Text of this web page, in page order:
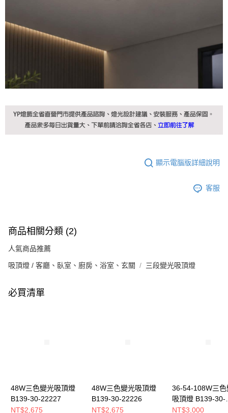
顯示電腦版詳細說明
客服
商品相關分類 (2)
人氣商品推薦
吸頂燈 / 客廳、臥室、廚房、浴室、玄關 三段變光吸頂燈
必買清單
48W三色變光吸頂燈
B139-30-22227
NT$2,675
48W三色變光吸頂燈
B139-30-22226
NT$2,675
36-54-108W三色
吸頂燈 B139-30-
22232A 22232B
NT$3,000